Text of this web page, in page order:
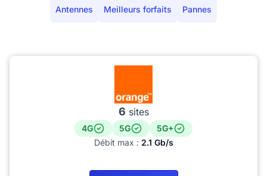
Antennes Meilleurs forfaits Pannes
6 sites
4G 5G
5G+
Débit max : 2.1 Gb/s